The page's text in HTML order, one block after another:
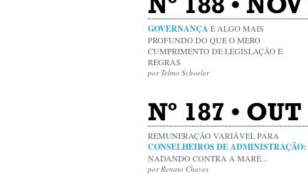
GOVERNANÇA É ALGO MAIS
PROFUNDO DO QUE O MERO
CUMPRIMENTO DE LEGISLAÇÃO E
REGRAS
por Telmo Schoeler
Nº 187 •
REMUNERAÇÃO VARIÁVEL PARA
CONSELHEIROS DE ADMINISTRAÇÃO:
NADANDO CONTRA A MARÉ...
por Renato Chaves